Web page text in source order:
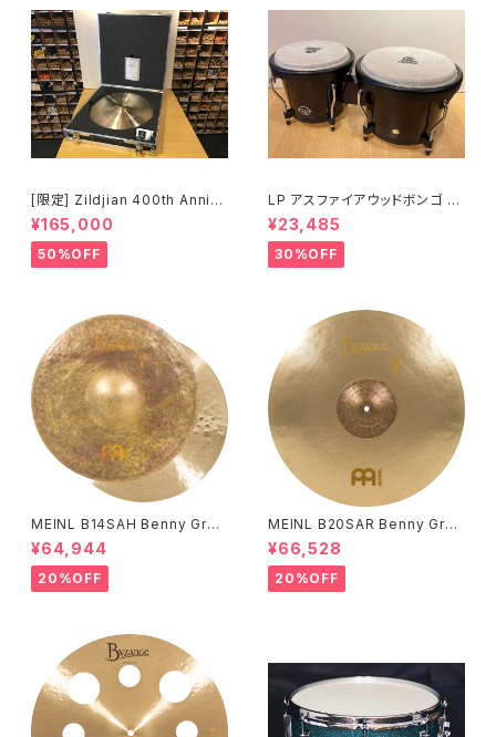
[限定] Zildjian 400th Anniv
ersary Limited Edition Vaul
t Cymbals Vintage A Ride
20" 1697g No.80 /200
¥165,000
50%OFF
LP アスファイアウッドボンゴ LP
A601-DW (ダークウッド)
¥23,485
30%OFF
MEINL B14SAH Benny Greb
Signature Byzance Vintage
¥64,944
20%OFF
MEINL B20SAR Benny Greb
Signature Byzance Vintage
Sand Ride 20"
¥66,528
20%OFF